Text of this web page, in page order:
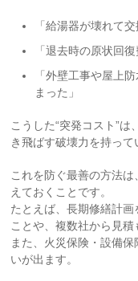
「給湯器が壊れて
「退去時の原状回
「外壁工事や屋上
まった」
こうした“突発コスト”
き飛ばす破壊力を持って
これを防ぐ最善の方法
えておくことです。
たとえば、長期修繕計画
ことや、複数社から見積
また、火災保険・設備
いが出ます。